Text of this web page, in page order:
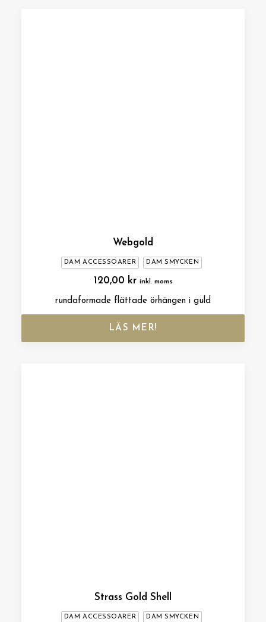
Webgold
DAM ACCESSOARER DAM SMYCKEN
120,00 kr inkl. moms
rundaformade flättade örhängen i guld
LÄS MER!
Strass Gold Shell
DAM ACCESSOARER DAM SMYCKEN